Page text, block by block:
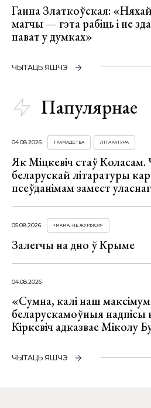
Ганна Златкоўская:
магчы — гэта рабіць і не
нават у думках»
ЧЫТАЦЬ ЯШЧЭ
Папулярнае
04.08.2026 ГРАМАДСТВА ЛІТАРАТУРА
Як Міцкевіч стаў Коласам.
беларускай літаратуры
псеўданімам замест
05.08.2026 «МАМА, НЕ ЖУРЫСЯ!»
Залегчы на дно ў Крыме
04.08.2026
«Сумна, калі наш
беларускамоўныя надпісы
Кіркевіч адказвае Міколу
ЧЫТАЦЬ ЯШЧЭ